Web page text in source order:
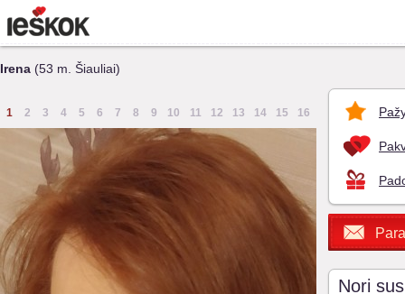
Irena (53 m. Šiauliai)
1 2 3 4 5 6 7 8 9 10 11 12 13 14 15 16
Nori